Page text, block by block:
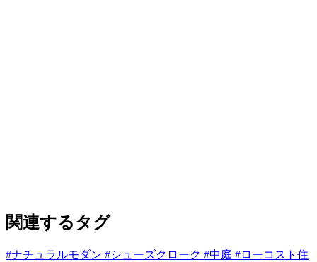
関連するタグ
#ナチュラルモダン #シューズクローク #中庭 #ローコスト住